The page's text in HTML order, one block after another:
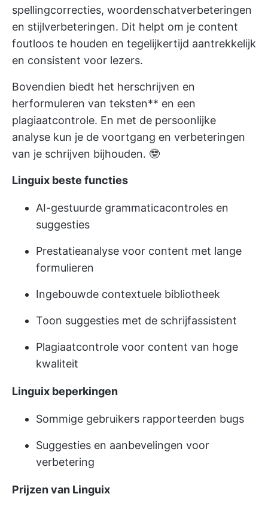
spellingcorrecties, woordenschatverbeteringen
en stijlverbeteringen. Dit helpt om je content
foutloos te houden en tegelijkertijd aantrekkelijk
en consistent voor lezers.
Bovendien biedt het herschrijven en
herformuleren van teksten** en een
plagiaatcontrole. En met de persoonlijke
analyse kun je de voortgang en verbeteringen
van je schrijven bijhouden. 🤓
Linguix beste functies
AI-gestuurde grammaticacontroles en
suggesties
Prestatieanalyse voor content met lange
formulieren
Ingebouwde contextuele bibliotheek
Toon suggesties met de schrijfassistent
Plagiaatcontrole voor content van hoge
kwaliteit
Linguix beperkingen
Sommige gebruikers rapporteerden bugs
Suggesties en aanbevelingen voor
verbetering
Prijzen van Linguix